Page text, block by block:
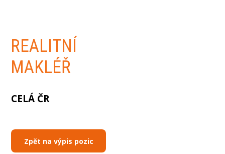
REALITNÍ
MAKLÉŘ
CELÁ ČR
Zpět na výpis pozic